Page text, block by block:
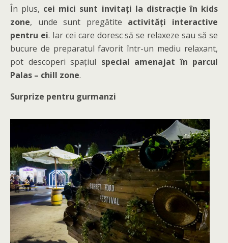
În plus, cei mici sunt invitați la distracție în kids
zone, unde sunt pregătite activități interactive
pentru ei. Iar cei care doresc să se relaxeze sau să se
bucure de preparatul favorit într-un mediu relaxant,
pot descoperi spațiul special amenajat în parcul
Palas – chill zone.
Surprize pentru gurmanzi